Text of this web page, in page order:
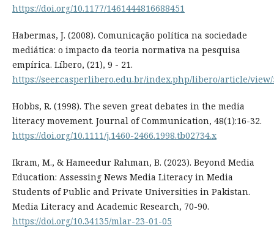
https://doi.org/10.1177/1461444816688451
Habermas, J. (2008). Comunicação política na sociedade
mediática: o impacto da teoria normativa na pesquisa
empírica. Líbero, (21), 9 - 21.
https://seer.casperlibero.edu.br/index.php/libero/article/view/
Hobbs, R. (1998). The seven great debates in the media
literacy movement. Journal of Communication, 48(1):16-32.
https://doi.org/10.1111/j.1460-2466.1998.tb02734.x
Ikram, M., & Hameedur Rahman, B. (2023). Beyond Media
Education: Assessing News Media Literacy in Media
Students of Public and Private Universities in Pakistan.
Media Literacy and Academic Research, 70-90.
https://doi.org/10.34135/mlar-23-01-05